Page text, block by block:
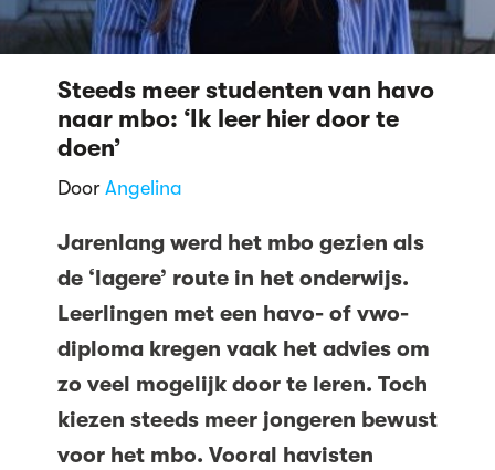
Steeds meer studenten van havo
naar mbo: ‘Ik leer hier door te
doen’
Door Angelina
Jarenlang werd het mbo gezien als
de ‘lagere’ route in het onderwijs.
Leerlingen met een havo- of vwo-
diploma kregen vaak het advies om
zo veel mogelijk door te leren. Toch
kiezen steeds meer jongeren bewust
voor het mbo. Vooral havisten